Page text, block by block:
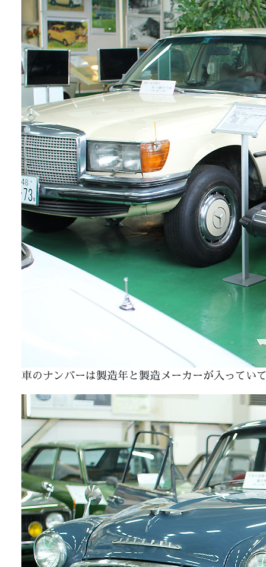
車のナンバーは製造年と製造メーカーが入ってい